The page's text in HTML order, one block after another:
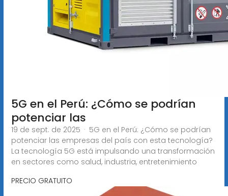
5G en el Perú: ¿Cómo se podrían
potenciar las
19 de sept. de 2025 · 5G en el Perú: ¿Cómo se podrían
potenciar las empresas del país con esta tecnología?
La tecnología 5G está impulsando una transformación
en sectores como salud, industria, entretenimiento
PRECIO GRATUITO